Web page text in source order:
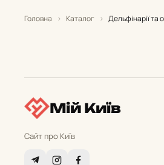
Головна › Каталог › Дельфінарії та
Мій Київ
Сайт про Київ